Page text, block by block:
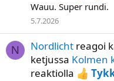
Wauu. Super rundi.
5.7.2026
N Nordlicht reagoi
ketjussa Kolmen
reaktiolla